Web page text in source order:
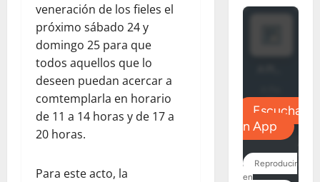
veneración de los fieles el
próximo sábado 24 y
domingo 25 para que
todos aquellos que lo
deseen puedan acercar a
comtemplarla en horario
de 11 a 14 horas y de 17 a
20 horas.
Para este acto, la